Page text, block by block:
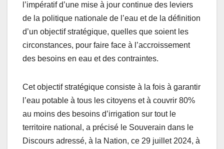
l’impératif d’une mise à jour continue des leviers
de la politique nationale de l’eau et de la définition
d’un objectif stratégique, quelles que soient les
circonstances, pour faire face à l’accroissement
des besoins en eau et des contraintes.
Cet objectif stratégique consiste à la fois à garantir
l’eau potable à tous les citoyens et à couvrir 80%
au moins des besoins d’irrigation sur tout le
territoire national, a précisé le Souverain dans le
Discours adressé, à la Nation, ce 29 juillet 2024, à